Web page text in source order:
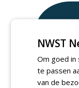
NWST
Om goed
te passen
van de